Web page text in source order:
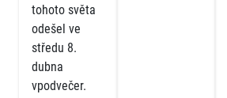
tohoto světa
odešel ve
středu 8.
dubna
vpodvečer.